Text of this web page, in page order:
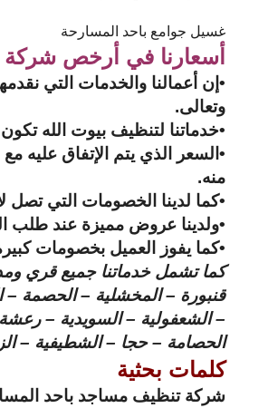
غسيل جوامع باحد المسارحة
أسعارنا في أرخص
•إن أعمالنا والخدمات التي
وتعالى.
•خدماتنا لتنظيف بيوت الله
•السعر الذي يتم الإتفاق عليه
منه.
•كما لدينا الخصومات التي تصل لأكثر من 30 بالمئة والتي تكون مخصصة فقط تنظيف
•ولدينا عروض مميزة عند طلب
•كما يفوز العميل بخصومات
كما تشمل خدماتنا جميع قري
قنبورة – المخشلية – الحصمة –
– الشعفولية – السويدية –
الحصامة – حجا – الشطيفية –
كلمات بحثية
شركة تنظيف مساجد باحد